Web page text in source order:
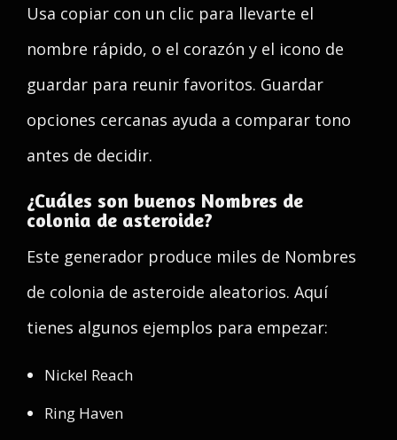
Usa copiar con un clic para llevarte el
nombre rápido, o el corazón y el icono de
guardar para reunir favoritos. Guardar
opciones cercanas ayuda a comparar tono
antes de decidir.
¿Cuáles son buenos Nombres de
colonia de asteroide?
Este generador produce miles de Nombres
de colonia de asteroide aleatorios. Aquí
tienes algunos ejemplos para empezar:
Nickel Reach
Ring Haven